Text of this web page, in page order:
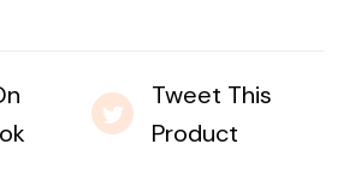
Tweet This
Product